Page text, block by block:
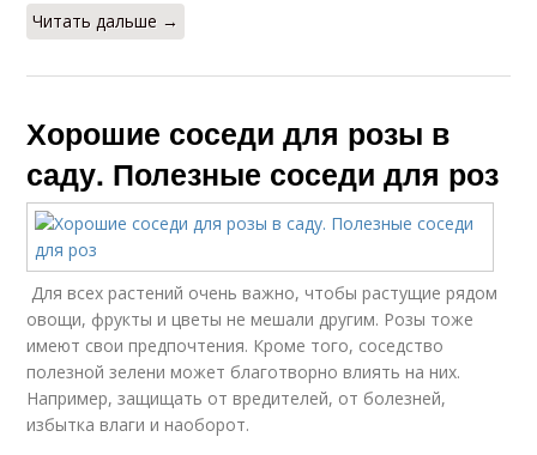
Читать дальше →
Хорошие соседи для розы в
саду. Полезные соседи для роз
Для всех растений очень важно, чтобы растущие рядом
овощи, фрукты и цветы не мешали другим. Розы тоже
имеют свои предпочтения. Кроме того, соседство
полезной зелени может благотворно влиять на них.
Например, защищать от вредителей, от болезней,
избытка влаги и наоборот.